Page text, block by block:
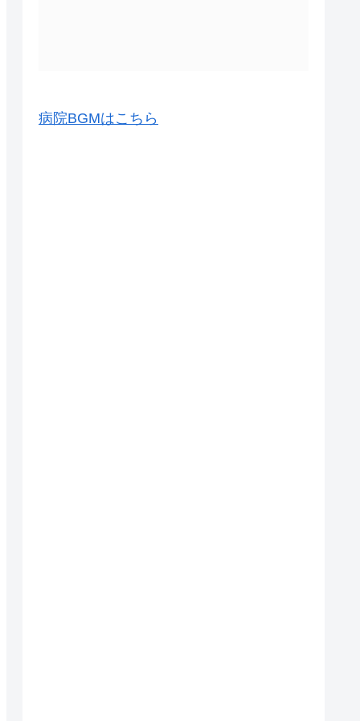
病院BGMはこちら